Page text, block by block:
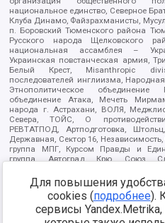
национальное единство, Северное
Клуба Динамо, Файзрахманисты,
п. Боровский Тюменского района
Русского народа Щелковского
национальная ассамблея –
Украинская повстанческая армия,
Белый Крест, Misanthropic
последователей инглиизма,
Этнополитическое объединение
объединение Атака, Мечеть
народа г. Астрахани, ВОЛЯ,
Севера, ТОЙС, О
РЕВТАТПОД, Артподготовка,
Державная, Сектор 16,
группа МПГ, Курсом Правды и
группа, Автоград Крю, Союз
Арестантское уголовное единство,
Дафа, Иртыш Ultras, Русский
Сибирский державный союз, Фонд
граждан, Штабы Навального, Совет
Краснодара
Для повышения
cookies (подробнее).
сервисы